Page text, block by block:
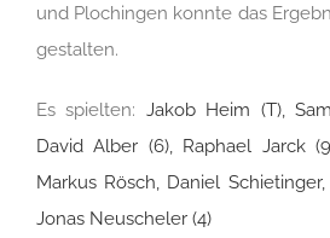
und Plochingen konnte das
gestalten.
Es spielten: Jakob Heim (T),
David Alber (6), Raphael Jarck
Markus Rösch, Daniel
Jonas Neuscheler (4)